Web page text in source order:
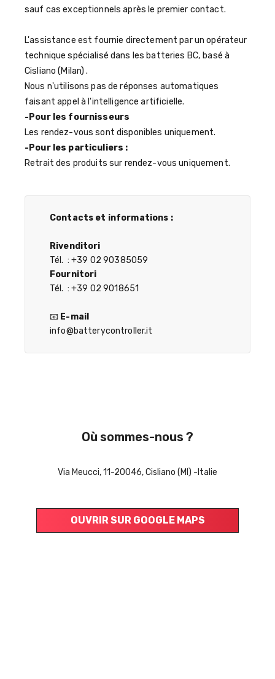
sauf cas exceptionnels après le premier contact.
L'assistance est fournie directement par un opérateur
technique spécialisé dans les batteries BC, basé à
Cisliano (Milan) .
Nous n'utilisons pas de réponses automatiques
faisant appel à l'intelligence artificielle.
-Pour les fournisseurs
Les rendez-vous sont disponibles uniquement.
-Pour les particuliers :
Retrait des produits sur rendez-vous uniquement.
Contacts et informations :
Rivenditori
Tél. : +39 02 90385059
Fournitori
Tél. : +39 02 9018651
📧 E-mail
info@batterycontroller.it
Où sommes-nous ?
Via Meucci, 11-20046, Cisliano (MI) -Italie
OUVRIR SUR GOOGLE MAPS